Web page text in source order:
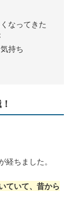
なってきた
持ち
ちました。
ていて、昔から